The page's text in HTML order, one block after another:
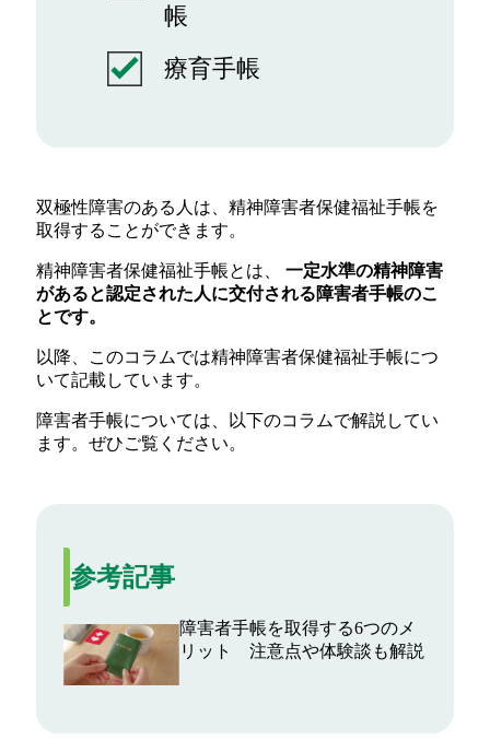
帳
療育手帳
双極性障害のある人は、精神障害者保健福祉手帳を
取得することができます。
精神障害者保健福祉手帳とは、 一定水準の精神障害
があると認定された人に交付される障害者手帳のこ
とです。
以降、このコラムでは精神障害者保健福祉手帳につ
いて記載しています。
障害者手帳については、以下のコラムで解説してい
ます。ぜひご覧ください。
参考記事
障害者手帳を取得する6つのメ
リット 注意点や体験談も解説